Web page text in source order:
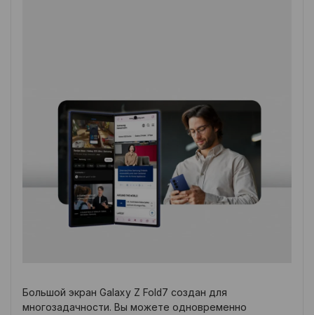
Большой экран Galaxy Z Fold7 создан для
многозадачности. Вы можете одновременно